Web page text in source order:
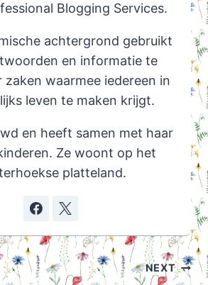
Blogging Services.
achtergrond gebruikt
en informatie te
zaken waarmee iedereen in
leven te maken krijgt.
en heeft samen met haar
Ze woont op het
platteland.
NEXT